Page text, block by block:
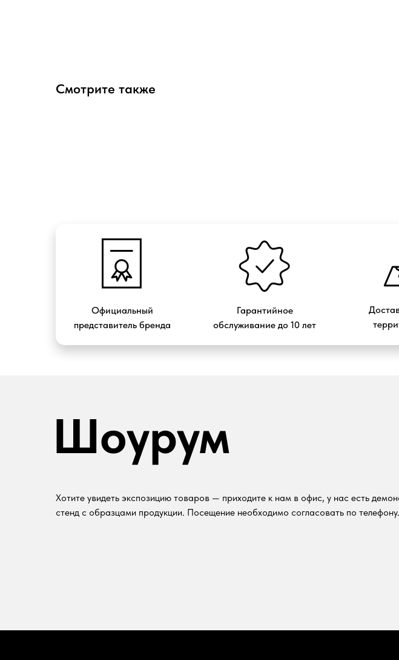
Смотрите также
Официальный
представитель бренда
Гарантийное
обслуживание до 10 лет
Шоурум
Хотите увидеть экспозицию товаров — приходите к нам в офис, у нас есть
стенд с образцами продукции. Посещение необходимо согласовать по телефону.